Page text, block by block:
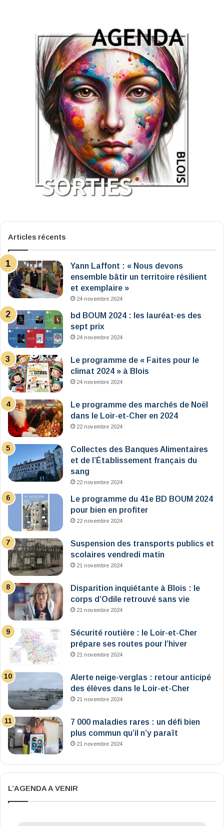
Articles récents
Yann Laffont : « Nous devons
ensemble bâtir un territoire résilient
et exemplaire »
24 novembre 2024
bd BOUM 2024 : les lauréat·es des
sept prix
24 novembre 2024
Le programme de « Faites pour le
climat 2024 » à Blois
24 novembre 2024
Le programme des marchés de Noël
dans le Loir-et-Cher en 2024
22 novembre 2024
Collectes des Banques Alimentaires
et de l’Établissement français du
sang
22 novembre 2024
Le programme du 41e BD BOUM 2024
pour bien en profiter
22 novembre 2024
Suspension des transports publics et
scolaires vendredi matin
21 novembre 2024
Disparition inquiétante à Blois : le
corps d’Odile retrouvé sans vie
21 novembre 2024
Sécurité routière : le Loir-et-Cher
prépare ses routes pour l’hiver
21 novembre 2024
Alerte neige-verglas : retour anticipé
des élèves dans le Loir-et-Cher
21 novembre 2024
7 000 maladies rares : un défi bien
plus commun qu’il n’y paraît
21 novembre 2024
L’AGENDA A VENIR